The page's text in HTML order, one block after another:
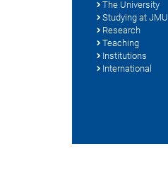
The University
Studying at JMU
Research
Teaching
Institutions
International